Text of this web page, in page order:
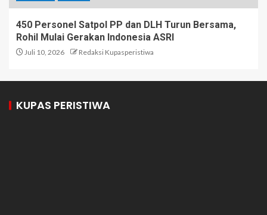
450 Personel Satpol PP dan DLH Turun Bersama,
Rohil Mulai Gerakan Indonesia ASRI
Juli 10, 2026 Redaksi Kupasperistiwa
KUPAS PERISTIWA